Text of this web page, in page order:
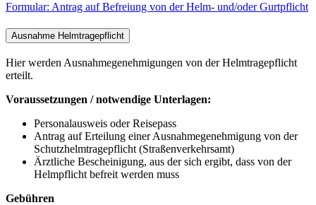
Formular: Antrag auf Befreiung von der Helm- und/oder Gurtpflicht
Ausnahme Helmtragepflicht
Hier werden Ausnahmegenehmigungen von der Helmtragepflicht
erteilt.
Voraussetzungen / notwendige Unterlagen:
Personalausweis oder Reisepass
Antrag auf Erteilung einer Ausnahmegenehmigung von der
Schutzhelmtragepflicht (Straßenverkehrsamt)
Ärztliche Bescheinigung, aus der sich ergibt, dass von der
Helmpflicht befreit werden muss
Gebühren